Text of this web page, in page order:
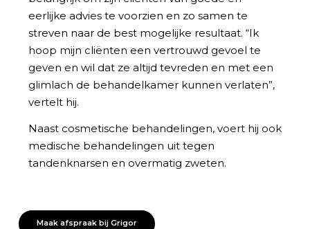
eerlijke advies te voorzien en zo samen te
streven naar de best mogelijke resultaat. “Ik
hoop mijn cliënten een vertrouwd gevoel te
geven en wil dat ze altijd tevreden en met een
glimlach de behandelkamer kunnen verlaten”,
vertelt hij.
Naast cosmetische behandelingen, voert hij ook
medische behandelingen uit tegen
tandenknarsen en overmatig zweten.
Maak afspraak bij Grigor